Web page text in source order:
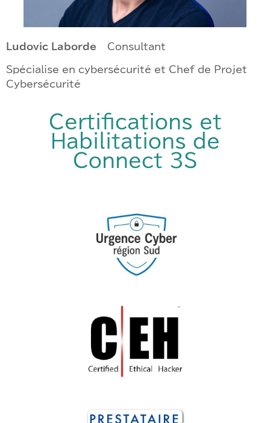
Ludovic Laborde – Consultant
Spécialise en cybersécurité et Chef de Projet
Cybersécurité
Certifications et
Habilitations de
Connect 3S